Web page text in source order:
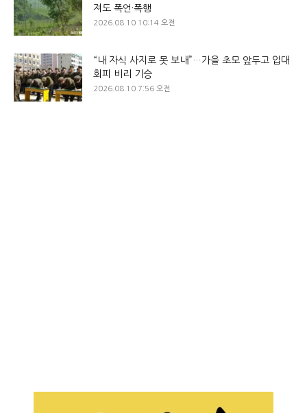
져도 폭언·폭행
2026.08.10 10:14 오전
“내 자식 사지로 못 보내”…가을 초모 앞두고 입대
회피 비리 기승
2026.08.10 7:56 오전